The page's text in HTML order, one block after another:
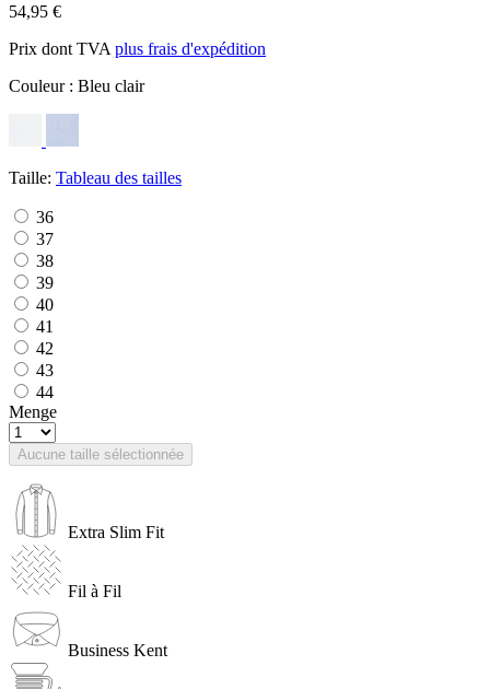
54,95 €
Prix dont TVA plus frais d'expédition
Couleur : Bleu clair
Taille: Tableau des tailles
36
37
38
39
40
41
42
43
44
Menge
Aucune taille sélectionnée
Extra Slim Fit
Fil à Fil
Business Kent